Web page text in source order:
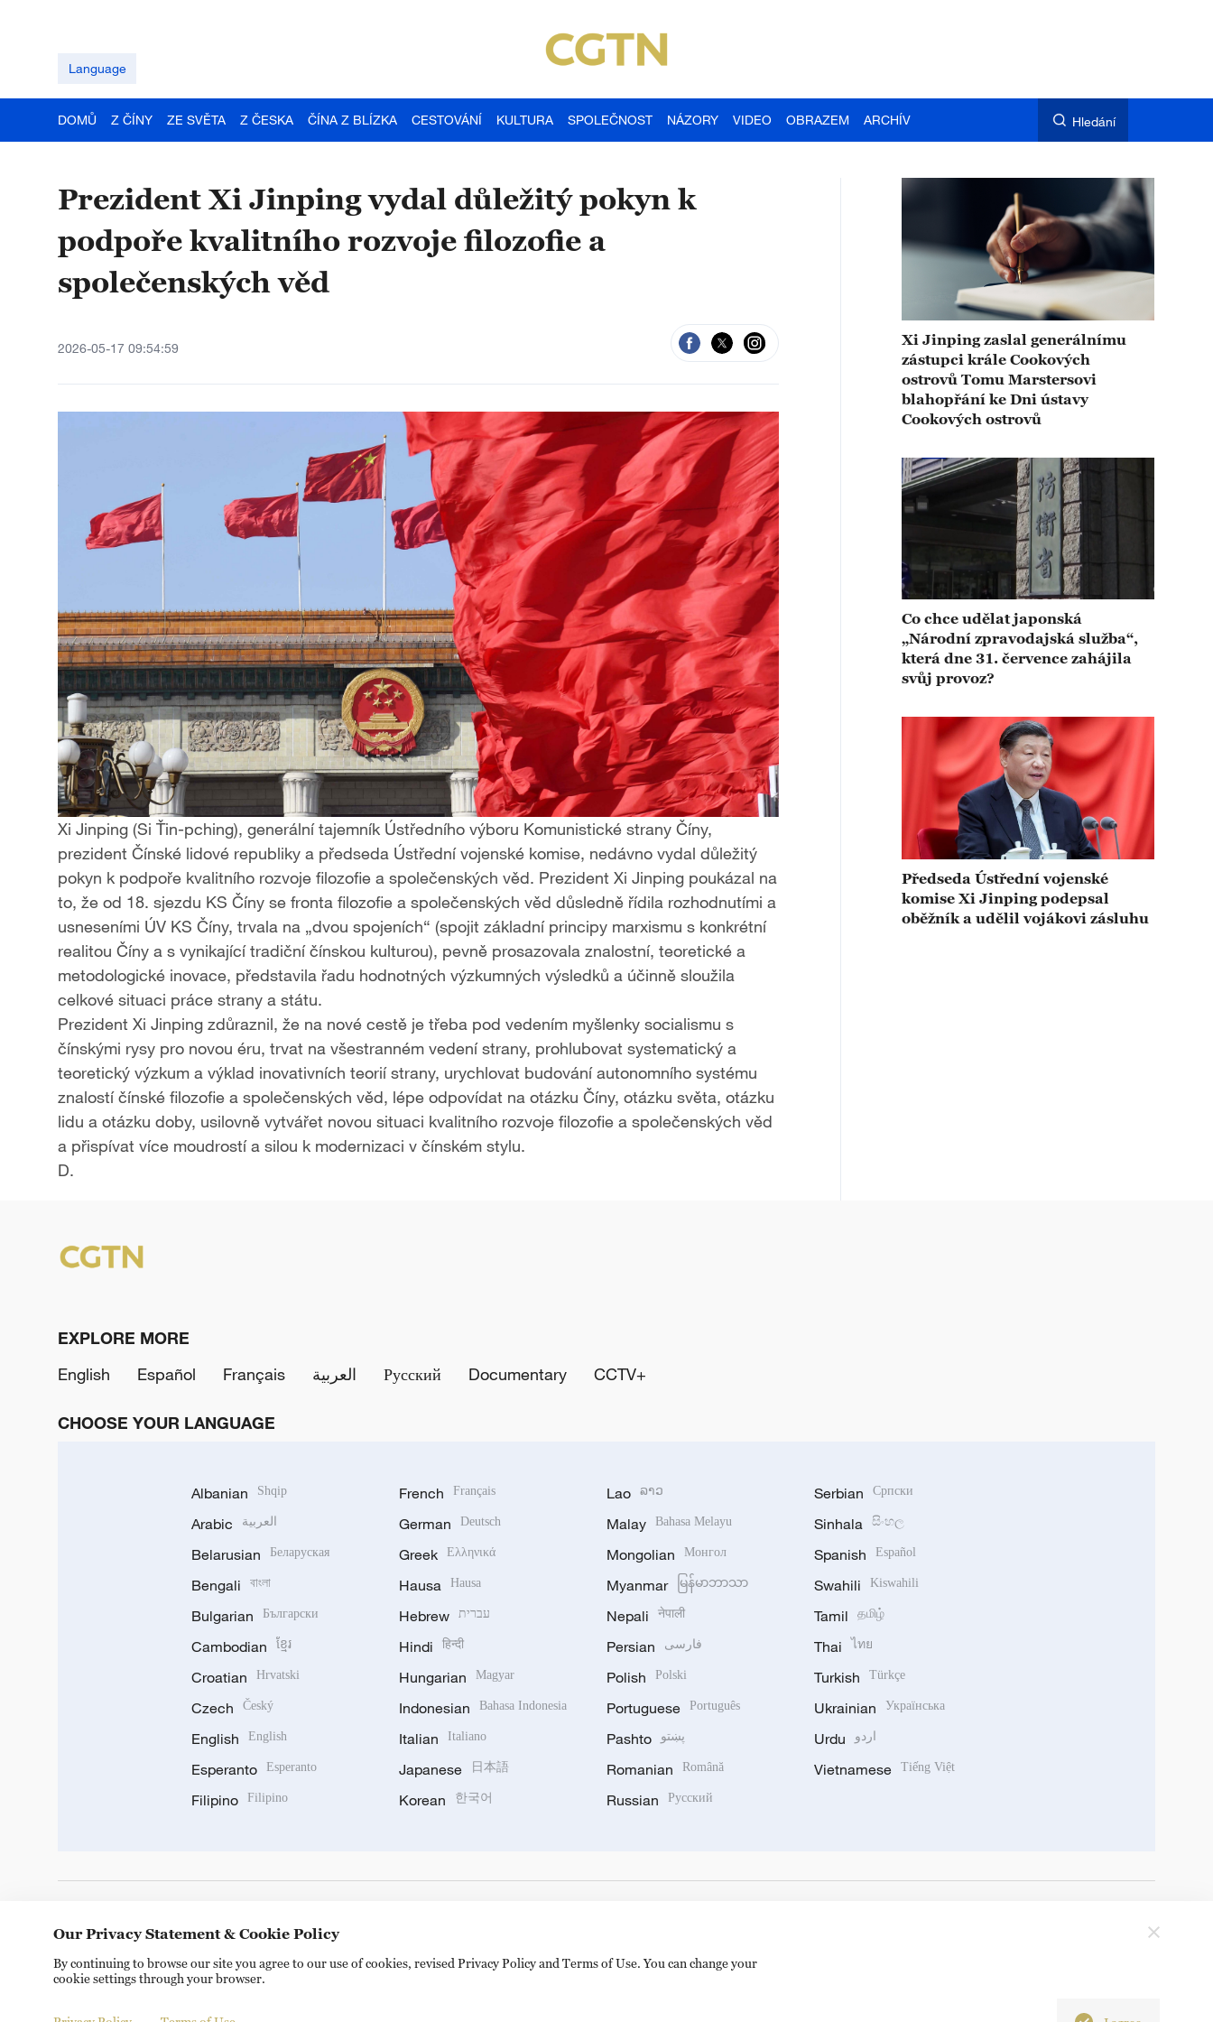
Language
DOMŮ Z ČÍNY ZE SVĚTA Z ČESKA ČÍNA Z BLÍZKA CESTOVÁNÍ KULTURA SPOLEČNOST NÁZORY VIDEO OBRAZEM ARCHÍV Hledání
Prezident Xi Jinping vydal důležitý pokyn k
podpoře kvalitního rozvoje filozofie a
společenských věd
2026-05-17 09:54:59
Xi Jinping (Si Ťin-pching), generální tajemník Ústředního výboru Komunistické strany Číny,
prezident Čínské lidové republiky a předseda Ústřední vojenské komise, nedávno vydal důležitý
pokyn k podpoře kvalitního rozvoje filozofie a společenských věd. Prezident Xi Jinping poukázal na
to, že od 18. sjezdu KS Číny se fronta filozofie a společenských věd důsledně řídila rozhodnutími a
usneseními ÚV KS Číny, trvala na „dvou spojeních“ (spojit základní principy marxismu s konkrétní
realitou Číny a s vynikající tradiční čínskou kulturou), pevně prosazovala znalostní, teoretické a
metodologické inovace, představila řadu hodnotných výzkumných výsledků a účinně sloužila
celkové situaci práce strany a státu.
Prezident Xi Jinping zdůraznil, že na nové cestě je třeba pod vedením myšlenky socialismu s
čínskými rysy pro novou éru, trvat na všestranném vedení strany, prohlubovat systematický a
teoretický výzkum a výklad inovativních teorií strany, urychlovat budování autonomního systému
znalostí čínské filozofie a společenských věd, lépe odpovídat na otázku Číny, otázku světa, otázku
lidu a otázku doby, usilovně vytvářet novou situaci kvalitního rozvoje filozofie a společenských věd
a přispívat více moudrostí a silou k modernizaci v čínském stylu.
D.
Xi Jinping zaslal generálnímu
zástupci krále Cookových
ostrovů Tomu Marstersovi
blahopřání ke Dni ústavy
Cookových ostrovů
Co chce udělat japonská
„Národní zpravodajská služba“,
která dne 31. července zahájila
svůj provoz?
Předseda Ústřední vojenské
komise Xi Jinping podepsal
oběžník a udělil vojákovi zásluhu
EXPLORE MORE
English
Español Français العربية Русский Documentary CCTV+
CHOOSE YOUR LANGUAGE
Albanian Shqip
Arabic العربية
Belarusian Беларуская
Bengali বাংলা
Bulgarian Български
Cambodian ខ្មែរ
Croatian Hrvatski
Czech Český
English English
Esperanto Esperanto
Filipino Filipino
French Français
German Deutsch
Greek Ελληνικά
Hausa Hausa
Hebrew עברית
Hindi हिन्दी
Hungarian Magyar
Indonesian Bahasa Indonesia
Italian Italiano
Japanese 日本語
Korean 한국어
Lao ລາວ
Malay Bahasa Melayu
Mongolian Монгол
Myanmar မြန်မာဘာသာ
Nepali नेपाली
Persian فارسی
Polish Polski
Portuguese Português
Pashto پښتو
Romanian Română
Russian Русский
Serbian Српски
Sinhala සිංහල
Spanish Español
Swahili Kiswahili
Tamil தமிழ்
Thai ไทย
Turkish Türkçe
Ukrainian Українська
Urdu اردو
Vietnamese Tiếng Việt
Our Privacy Statement & Cookie Policy
By continuing to browse our site you agree to our use of cookies, revised Privacy Policy and Terms of Use. You can change your
cookie settings through your browser.